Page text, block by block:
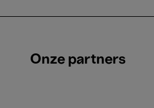
Onze partners